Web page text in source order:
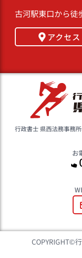
古河駅東口から徒
アクセス
行政書士 県西法務事務
お
COPYRIGHT©